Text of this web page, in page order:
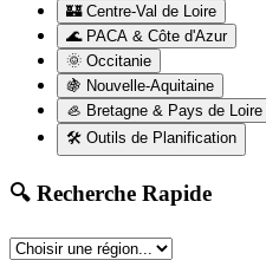
🏰 Centre-Val de Loire
🌊 PACA & Côte d'Azur
🌞 Occitanie
🍇 Nouvelle-Aquitaine
🦪 Bretagne & Pays de Loire
🛠️ Outils de Planification
🔍 Recherche Rapide